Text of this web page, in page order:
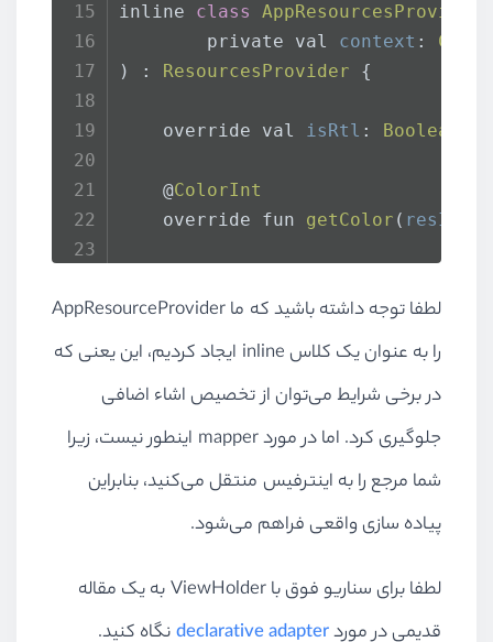
inline class AppResourcesProvider
        private val
context :
) : ResourcesProvider {
    override val
isRtl : Boolean
    @
ColorInt
    override fun
getColor ( resId
    override fun
getString resId
    override fun
getString(resId
    override fun
getDimenInt (
//implementation for another
}
لطفا توجه داشته باشید که ماAppResourceProvider
را به عنوان یک کلاس inline ایجاد کردیم، این یعنی که
در برخی شرایط می‌توان از تخصیص اشاء اضافی
جلوگیری کرد. اما در موردmapper اینطور نیست، زیرا
شما مرجع را به اینترفیس منتقل می‌کنید، بنابراین
پیاده سازی واقعی فراهم می‌شود.
لطفا برای سناریو فوق باViewHolderبه یک مقاله
قدیمی در موردdeclarative adapterنگاه کنید.